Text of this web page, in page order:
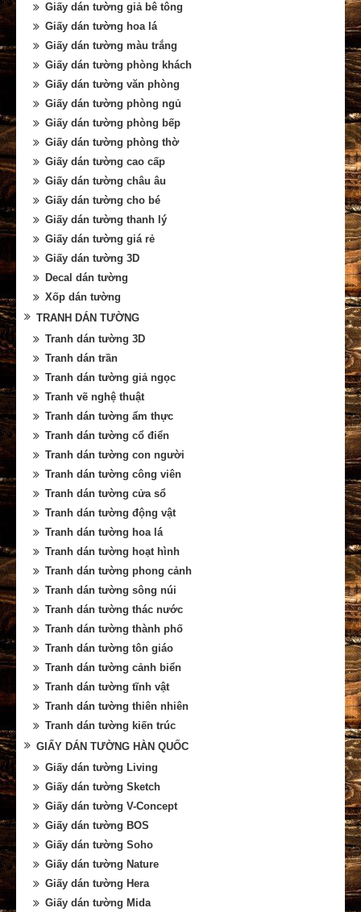
Giấy dán tường giả bê tông
Giấy dán tường hoa lá
Giấy dán tường màu trắng
Giấy dán tường phòng khách
Giấy dán tường văn phòng
Giấy dán tường phòng ngủ
Giấy dán tường phòng bếp
Giấy dán tường phòng thờ
Giấy dán tường cao cấp
Giấy dán tường châu âu
Giấy dán tường cho bé
Giấy dán tường thanh lý
Giấy dán tường giá rẻ
Giấy dán tường 3D
Decal dán tường
Xốp dán tường
TRANH DÁN TƯỜNG
Tranh dán tường 3D
Tranh dán trần
Tranh dán tường giả ngọc
Tranh vẽ nghệ thuật
Tranh dán tường ẩm thực
Tranh dán tường cổ điển
Tranh dán tường con người
Tranh dán tường công viên
Tranh dán tường cửa sổ
Tranh dán tường động vật
Tranh dán tường hoa lá
Tranh dán tường hoạt hình
Tranh dán tường phong cảnh
Tranh dán tường sông núi
Tranh dán tường thác nước
Tranh dán tường thành phố
Tranh dán tường tôn giáo
Tranh dán tường cảnh biển
Tranh dán tường tĩnh vật
Tranh dán tường thiên nhiên
Tranh dán tường kiến trúc
GIẤY DÁN TƯỜNG HÀN QUỐC
Giấy dán tường Living
Giấy dán tường Sketch
Giấy dán tường V-Concept
Giấy dán tường BOS
Giấy dán tường Soho
Giấy dán tường Nature
Giấy dán tường Hera
Giấy dán tường Mida